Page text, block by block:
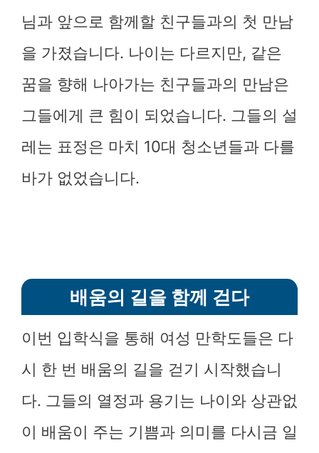
님과 앞으로 함께할 친구들과의 첫 만남
을 가졌습니다. 나이는 다르지만, 같은
꿈을 향해 나아가는 친구들과의 만남은
그들에게 큰 힘이 되었습니다. 그들의 설
레는 표정은 마치 10대 청소년들과 다를
바가 없었습니다.
배움의 길을 함께 걷다
이번 입학식을 통해 여성 만학도들은 다
시 한 번 배움의 길을 걷기 시작했습니
다. 그들의 열정과 용기는 나이와 상관없
이 배움이 주는 기쁨과 의미를 다시금 일